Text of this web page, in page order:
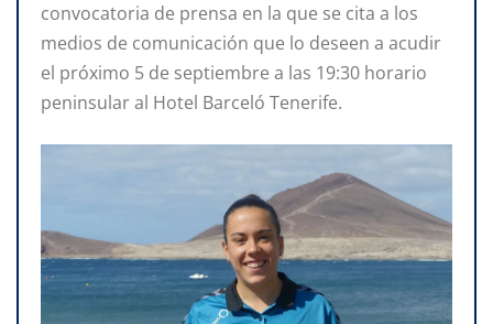
convocatoria de prensa en la que se cita a los
medios de comunicación que lo deseen a acudir
el próximo 5 de septiembre a las 19:30 horario
peninsular al Hotel Barceló Tenerife.